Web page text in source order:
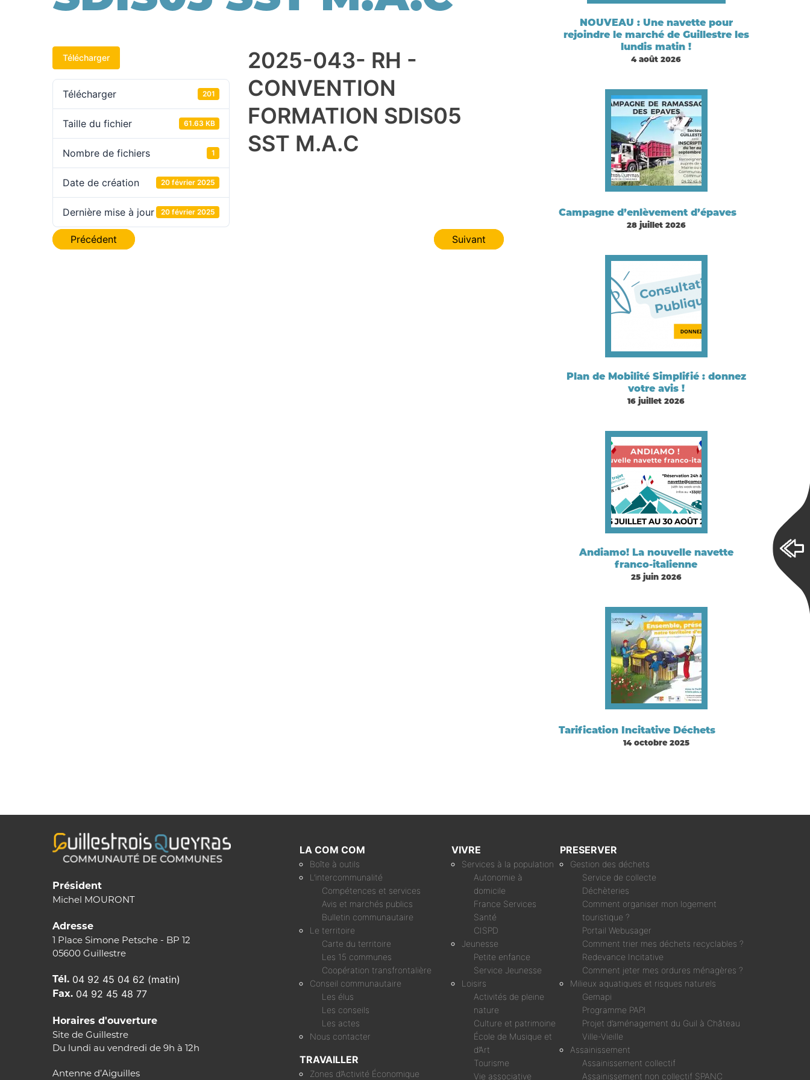
Télécharger
Télécharger 201
Taille du fichier 61.63 KB
Nombre de fichiers 1
Date de création 20 février 2025
Dernière mise à jour 20 février 2025
2025-043- RH -
CONVENTION
FORMATION SDIS05
SST M.A.C
Navigation
Précédent Suivant
NOUVEAU : Une navette pour
rejoindre le marché de Guillestre les
lundis matin !
4 août 2026
Campagne d’enlèvement d’épaves
28 juillet 2026
Plan de Mobilité Simplifié : donnez
votre avis !
16 juillet 2026
Andiamo! La nouvelle navette
franco-italienne
25 juin 2026
Tarification Incitative Déchets
14 octobre 2025
Président
Michel MOURONT
Adresse
1 Place Simone Petsche - BP 12
05600 Guillestre
Tél. 04 92 45 04 62 (matin)
Fax. 04 92 45 48 77
Horaires d'ouverture
Site de Guillestre
Du lundi au vendredi de 9h à 12h
Antenne d’Aiguilles
LA COM COM
Boîte à outils
L’intercommunalité
Compétences et services
Avis et marchés publics
Bulletin communautaire
Le territoire
Carte du territoire
Les 15 communes
Coopération transfrontalière
Conseil communautaire
Les élus
Les conseils
Les actes
Nous contacter
TRAVAILLER
Zones d’Activité Économique
VIVRE
Services à la population
Autonomie à
domicile
France Services
Santé
CISPD
Jeunesse
Petite enfance
Service Jeunesse
Loisirs
Activités de pleine
nature
Culture et patrimoine
École de Musique et
d’Art
Tourisme
Vie associative
PRESERVER
Gestion des déchets
Service de collecte
Déchèteries
Comment organiser mon logement
touristique ?
Portail Webusager
Comment trier mes déchets recyclables ?
Redevance Incitative
Comment jeter mes ordures ménagères ?
Milieux aquatiques et risques naturels
Gemapi
Programme PAPI
Projet d’aménagement du Guil à Château
Ville-Vieille
Assainissement
Assainissement collectif
Assainissement non collectif SPANC